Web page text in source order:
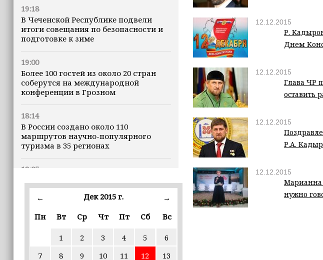
19:18
В Чеченской Республике подвели
итоги совещания по безопасности и
подготовке к зиме
19:00
Более 100 гостей из около 20 стран
соберутся на международной
конференции в Грозном
18:14
В России создано около 110
маршрутов научно-популярного
туризма в 35 регионах
18:05
мечту мальчика, пережившего ужасы
войны в Палестине
17:00
Математику, биологию, химию и
физику начнут изучать через призму
их применения в жизни
← Дек 2015 г.
→
Пн
Вт Ср Чт Пт Сб Вс
1 2 3 4 5
6
7
8 9 10 11 12 13
12.12.2015
Р.
Днем
12.12.2015
Глава ЧР
оставить
12.12.2015
Р.А.
12.12.2015
Марианна
нужно